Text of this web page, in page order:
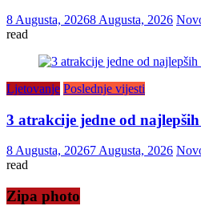
8 Augusta, 20268 Augusta, 2026
read
Ljetovanje Poslednje vijesti
3 atrakcije jedne od
8 Augusta, 20267 Augusta, 2026
read
Zipa photo